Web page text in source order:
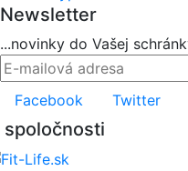
Newsletter
...novinky do Vašej
Facebook
Twitter
spoločnosti